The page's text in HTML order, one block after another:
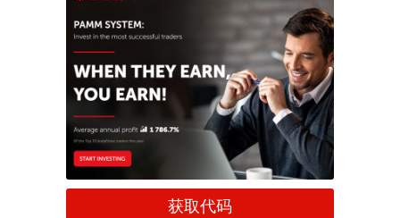
获取代码